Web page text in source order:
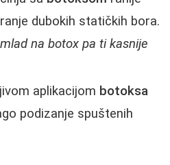
dubokih statičkih bora.
na botox pa ti kasnije
aplikacijom botoksa
podizanje spuštenih